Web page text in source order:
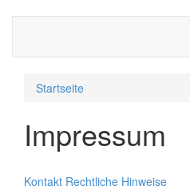
Startseite
Impressum
Kontakt Rechtliche Hinweise